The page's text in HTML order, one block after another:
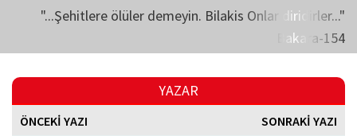
"...Şehitlere ölüler demeyin. Bilakis Onlar diridirler..."
Bakara-154
YAZAR
ÖNCEKİ YAZI SONRAKİ YAZI